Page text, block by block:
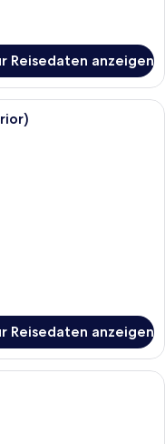
Reisedaten anzeigen
mit zwei weißen Stühlen
Reisedaten anzeigen
mit einem großen